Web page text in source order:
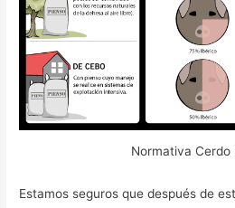
Normativa Cerdo
Estamos seguros que después de